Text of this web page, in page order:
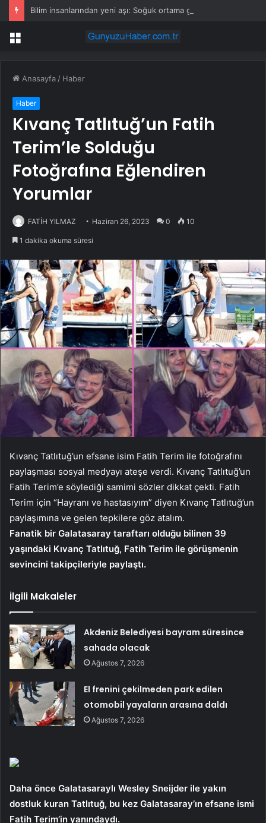
Menü
Anasayfa / Haber
Haber
Kıvanç Tatlıtuğ’un Fatih
Terim’le Solduğu
Fotoğrafına Eğlendiren
Yorumlar
FATİH YILMAZ Haziran 26, 2023 0 10
1 dakika okuma süresi
Kıvanç Tatlıtuğ’un efsane isim Fatih Terim ile fotoğrafını
paylaşması sosyal medyayı ateşe verdi. Kıvanç Tatlıtuğ’un
Fatih Terim’e söylediği samimi sözler dikkat çekti. Fatih
Terim için “Hayranı ve hastasıyım” diyen Kıvanç Tatlıtuğ’un
paylaşımına ve gelen tepkilere göz atalım.
Fanatik bir Galatasaray taraftarı olduğu bilinen 39
yaşındaki Kıvanç Tatlıtuğ, Fatih Terim ile görüşmenin
sevincini takipçileriyle paylaştı.
İlgili Makaleler
Akdeniz Belediyesi bayram süresince
sahada olacak
Ağustos 7, 2026
El frenini çekilmeden park edilen
otomobil yayaların arasına daldı
Ağustos 7, 2026
Daha önce Galatasaraylı Wesley Sneijder ile yakın
dostluk kuran Tatlıtuğ, bu kez Galatasaray’ın efsane ismi
Fatih Terim’in yanındaydı.